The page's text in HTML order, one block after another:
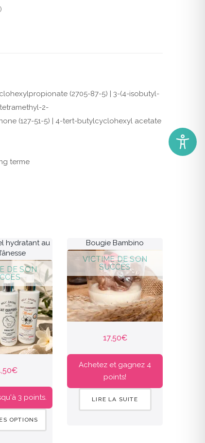
(2705-87-5) | 3-(4-isobutyl-
2-
(127-51-5) | 4-tert-butylcyclohexyl acetate
terme
hydratant au
€
3 points.
OPTIONS
Bougie Bambino
17,50€
Achetez et gagnez 4
points!
LIRE LA SUITE